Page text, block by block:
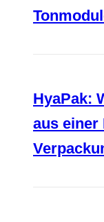
HyaPak:
aus einer